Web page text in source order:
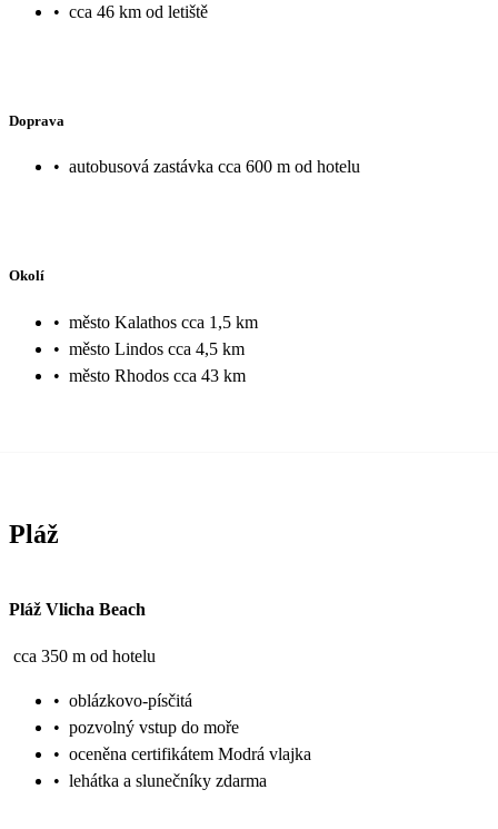
• cca 46 km od letiště
Doprava
• autobusová zastávka cca 600 m od hotelu
Okolí
• město Kalathos cca 1,5 km
• město Lindos cca 4,5 km
• město Rhodos cca 43 km
Pláž
Pláž Vlicha Beach
cca 350 m od hotelu
• oblázkovo-písčitá
• pozvolný vstup do moře
• oceněna certifikátem Modrá vlajka
• lehátka a slunečníky zdarma